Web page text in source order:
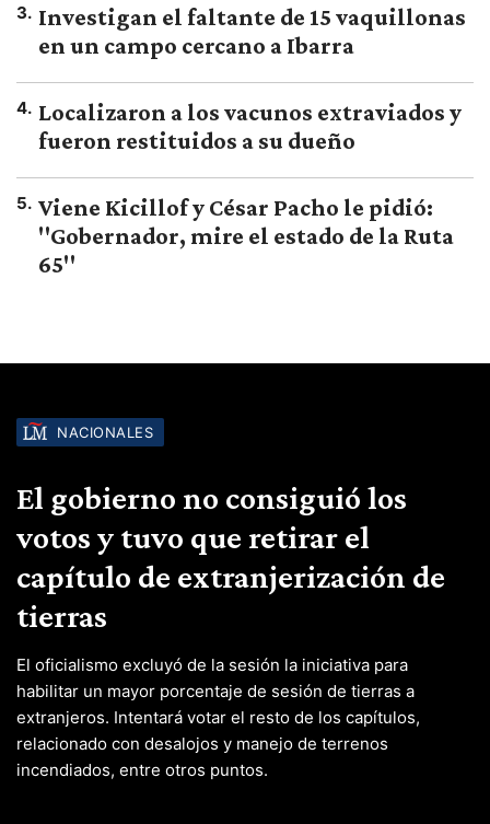
3. Investigan el faltante de 15 vaquillonas
en un campo cercano a Ibarra
4. Localizaron a los vacunos extraviados y
fueron restituidos a su dueño
5. Viene Kicillof y César Pacho le pidió:
"Gobernador, mire el estado de la Ruta
65"
NACIONALES
El gobierno no consiguió los
votos y tuvo que retirar el
capítulo de extranjerización de
tierras
El oficialismo excluyó de la sesión la iniciativa para
habilitar un mayor porcentaje de sesión de tierras a
extranjeros. Intentará votar el resto de los capítulos,
relacionado con desalojos y manejo de terrenos
incendiados, entre otros puntos.